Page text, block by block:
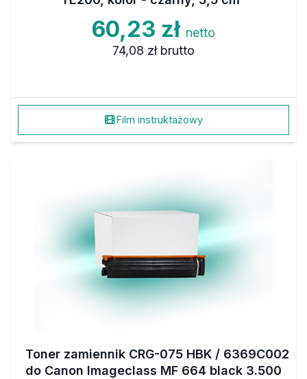
60,23 zł netto
74,08 zł brutto
Film instruktażowy
Toner zamiennik CRG-075 HBK / 6369C002
do Canon Imageclass MF 664 black 3.500